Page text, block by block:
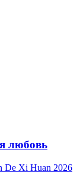
любовь
De Xi Huan 2026